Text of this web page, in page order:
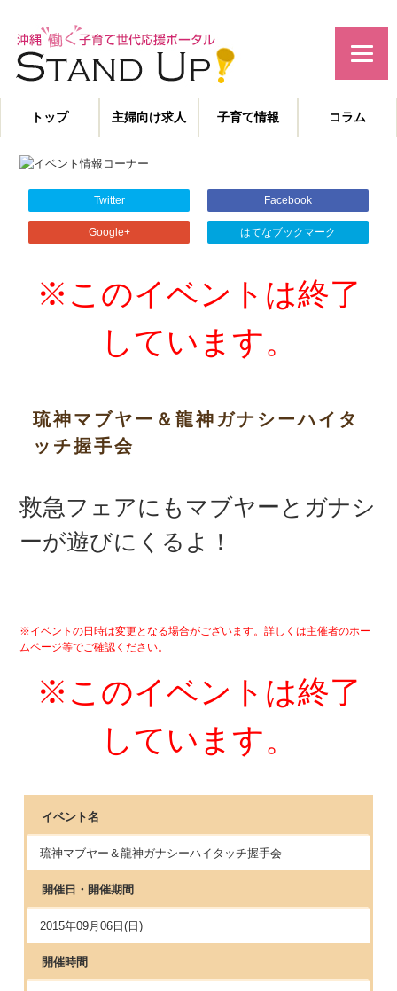
主婦特化型の求人情報と、子育てや教育に役立つコラムを発信。
沖縄の子育て世代、働くママを応援します！
トップ 主婦向け求人 子育て情報 コラム
Twitter Facebook
Google+ はてなブックマーク
※このイベントは終了
しています。
琉神マブヤー＆龍神ガナシーハイタ
ッチ握手会
救急フェアにもマブヤーとガナシ
ーが遊びにくるよ！
※イベントの日時は変更となる場合がございます。詳しくは主催者のホー
ムページ等でご確認ください。
※このイベントは終了
しています。
イベント名
琉神マブヤー＆龍神ガナシーハイタッチ握手会
開催日・開催期間
2015年09月06日(日)
開催時間